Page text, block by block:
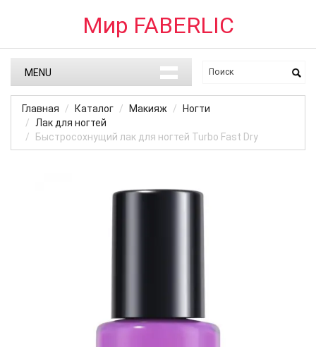
Мир FABERLIC
MENU
Главная Каталог Макияж
Ногти
Лак для ногтей
Быстросохнущий лак для ногтей Turbo Fast Dry